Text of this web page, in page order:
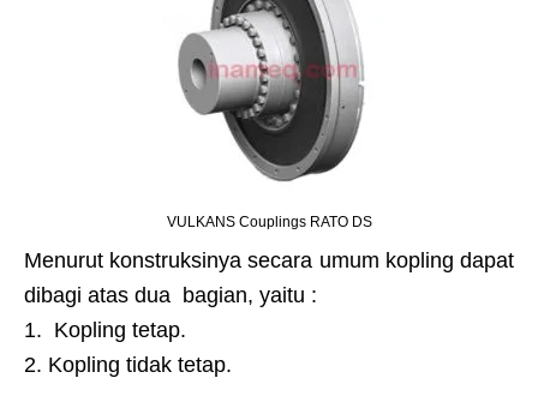
VULKANS Couplings RATO DS
Menurut konstruksinya secara umum kopling dapat
dibagi atas dua bagian, yaitu :
1. Kopling tetap.
2. Kopling tidak tetap.